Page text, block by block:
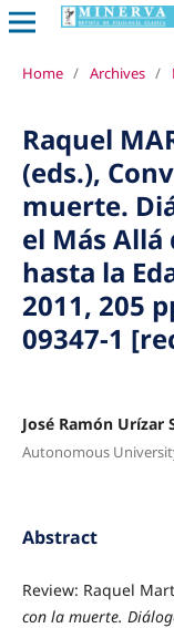
Home / Archives /
Raquel
(eds.),
muerte.
el Más
hasta la
2011, 205
09347-1
José Ramón Urízar
Autonomous
Abstract
Review: Raquel
con la muerte.